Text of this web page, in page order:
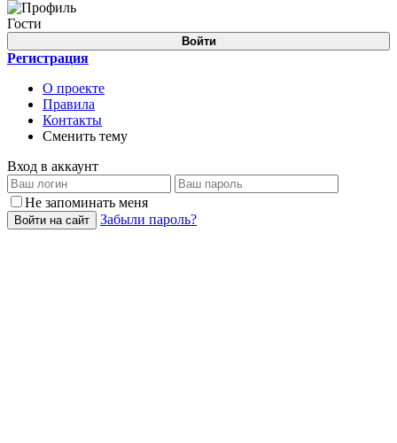
Гости
Войти
Регистрация
О проекте
Правила
Контакты
Сменить тему
Вход в аккаунт
Не запоминать меня
Войти на сайт Забыли пароль?